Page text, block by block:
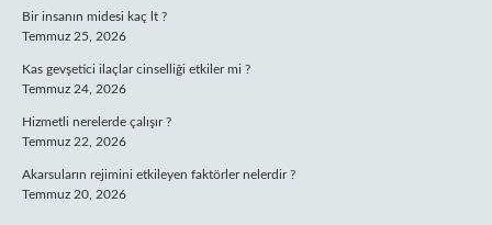
Bir insanın midesi kaç lt ?
Temmuz 25, 2026
Kas gevşetici ilaçlar cinselliği etkiler mi ?
Temmuz 24, 2026
Hizmetli nerelerde çalışır ?
Temmuz 22, 2026
Akarsuların rejimini etkileyen faktörler nelerdir ?
Temmuz 20, 2026